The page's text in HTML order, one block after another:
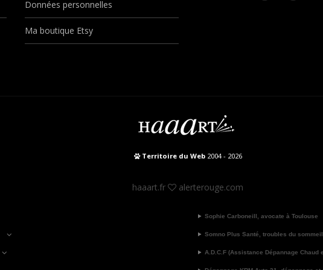
Données personnelles
Ma boutique Etsy
Territoire du Web2004 - 2026
haaart.fr alerterouge.com
Sophie Carboneill, avocate à Toulouse
Somno Plus Santé, troubles du sommeil
A.D.C.F (Assistance Dépannage Chaud